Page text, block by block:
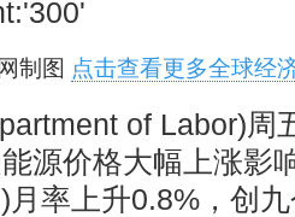
制图 点击查看更多全球经
of Labor)周
源价格大幅上涨影
月率上升0.8%，创